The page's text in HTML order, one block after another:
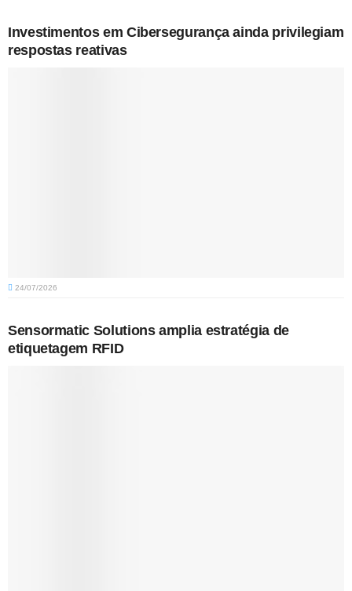
Investimentos em Cibersegurança ainda privilegiam
respostas reativas
24/07/2026
Sensormatic Solutions amplia estratégia de
etiquetagem RFID